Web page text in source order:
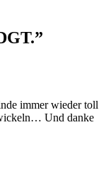
immer wieder toll
Und danke